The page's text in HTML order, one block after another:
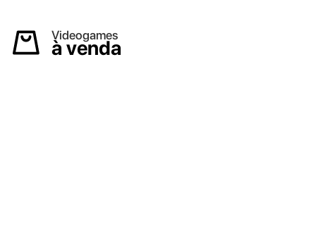
Videogames
à venda